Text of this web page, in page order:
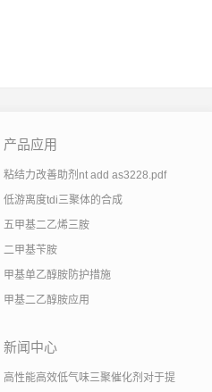
产品应用
粘结力改善助剂nt add as3228.pdf
低游离度tdi三聚体的合成
五甲基二乙烯三胺
二甲基苄胺
甲基单乙醇胺防护措施
甲基二乙醇胺应用
新闻中心
高性能高效低气味三聚催化剂对于提